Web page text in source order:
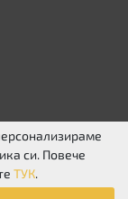
си. Повече
ТУК.